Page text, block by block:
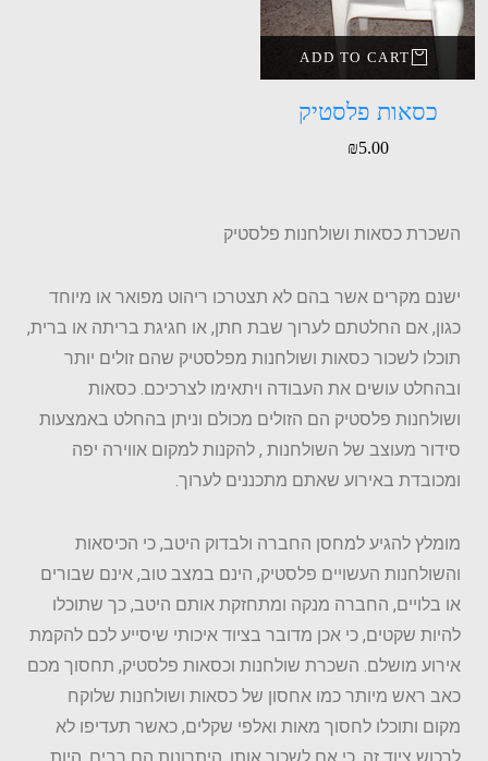
ADD TO CART
כסאות פלסטיק
₪5.00
השכרת כסאות ושולחנות פלסטיק
ישנם מקרים אשר בהם לא תצטרכו ריהוט מפואר או מיוחד
כגון, אם החלטתם לערוך שבת חתן, או חגיגת בריתה או ברית,
תוכלו לשכור כסאות ושולחנות מפלסטיק שהם זולים יותר
ובהחלט עושים את העבודה ויתאימו לצרכיכם. כסאות
ושולחנות פלסטיק הם הזולים מכולם וניתן בהחלט באמצעות
סידור מעוצב של השולחנות , להקנות למקום אווירה יפה
ומכובדת באירוע שאתם מתכננים לערוך.
מומלץ להגיע למחסן החברה ולבדוק היטב, כי הכיסאות
והשולחנות העשויים פלסטיק, הינם במצב טוב, אינם שבורים
או בלויים, החברה מנקה ומתחזקת אותם היטב, כך שתוכלו
להיות שקטים, כי אכן מדובר בציוד איכותי שיסייע לכם להקמת
אירוע מושלם. השכרת שולחנות וכסאות פלסטיק, תחסוך מכם
כאב ראש מיותר כמו אחסון של כסאות ושולחנות שלוקח
מקום ותוכלו לחסוך מאות ואלפי שקלים, כאשר תעדיפו לא